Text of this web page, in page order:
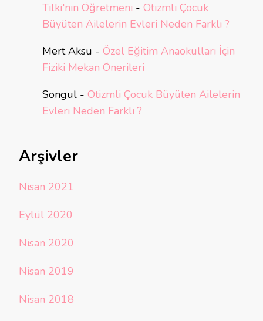
Tilki'nin Öğretmeni - Otizmli Çocuk
Büyüten Ailelerin Evleri Neden Farklı ?
Mert Aksu - Özel Eğitim Anaokulları İçin
Fiziki Mekan Önerileri
Songul - Otizmli Çocuk Büyüten Ailelerin
Evleri Neden Farklı ?
Arşivler
Nisan 2021
Eylül 2020
Nisan 2020
Nisan 2019
Nisan 2018